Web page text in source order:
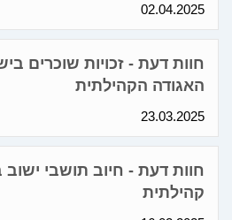
02.04.2025
חוות דעת - זכויות שוכרים
האגודה הקהילתית
23.03.2025
חוות דעת - חיוב תושבי ישוב
קהילתית